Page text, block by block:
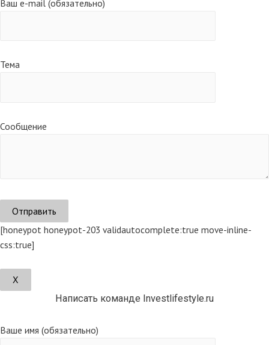
Ваш e-mail (обязательно)
Тема
Сообщение
[honeypot honeypot-203 validautocomplete:true move-inline-
css:true]
Х
Написать команде Investlifestyle.ru
Ваше имя (обязательно)